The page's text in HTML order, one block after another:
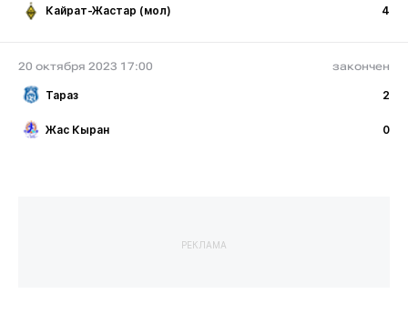
Кайрат-Жастар (мол) 4
20 октября 2023 17:00 закончен
Тараз 2
Жас Кыран 0
РЕКЛАМА